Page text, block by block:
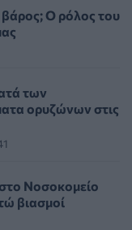
το ΥΠΑΑΤ
Τάουλ που
βάρος; Ο ρόλος του
των
ορυζώνων στις
Νοσοκομείο
βιασμοί